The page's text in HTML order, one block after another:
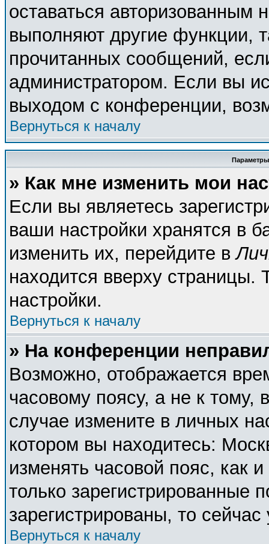
оставаться авторизованным
выполняют другие функции,
прочитанных сообщений,
администратором. Если вы
выходом с конференции,
Вернуться к началу
Параметры
» Как мне изменить мои
Если вы являетесь
ваши настройки хранятся в
изменить их, перейдите в
находится вверху
настройки.
Вернуться к началу
» На конференции
Возможно, отображается
часовому поясу, а не к тому,
случае измените в личных
котором вы находитесь:
изменять часовой пояс, как
только зарегистрированные
зарегистрированы, то
Вернуться к началу